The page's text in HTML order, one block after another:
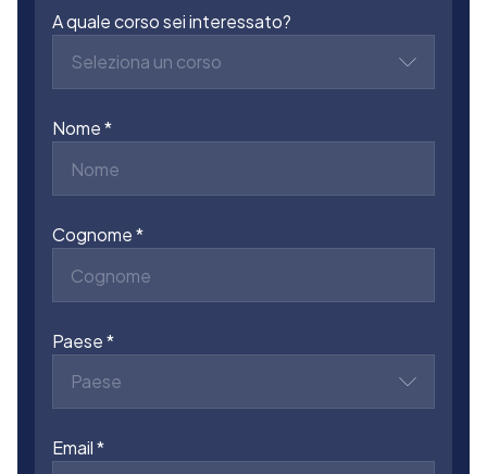
A quale corso sei interessato?
Seleziona un corso
Nome
Cognome
Paese
Paese
Email